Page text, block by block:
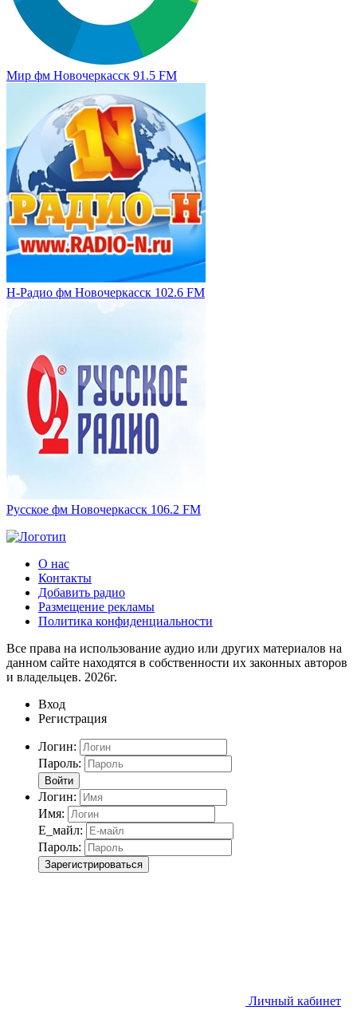
Мир фм Новочеркасск 91.5 FM
Н-Радио фм Новочеркасск 102.6 FM
Русское фм Новочеркасск 106.2 FM
О нас
Контакты
Добавить радио
Размещение рекламы
Политика конфиденциальности
Все права на использование аудио или других материалов на
данном сайте находятся в собственности их законных авторов
и владельцев. 2026г.
Вход
Регистрация
Логин:
Пароль:
Войти
Логин:
Имя:
Е_майл:
Пароль:
Зарегистрироваться
Личный кабинет